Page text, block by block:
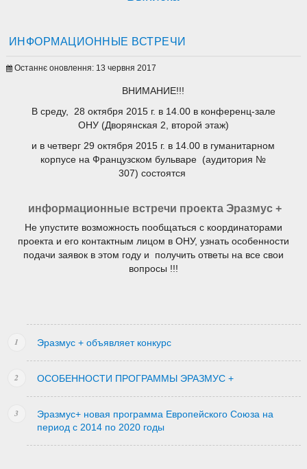
ИНФОРМАЦИОННЫЕ ВСТРЕЧИ
Останнє оновлення: 13 червня 2017
ВНИМАНИЕ!!!
В среду, 28 октября 2015 г. в 14.00 в конференц-зале
ОНУ (Дворянская 2, второй этаж)
и в четверг 29 октября 2015 г. в 14.00 в гуманитарном
корпусе на Французском бульваре (аудитория №
307) состоятся
информационные встречи проекта Эразмус +
Не упустите возможность пообщаться с координаторами
проекта и его контактным лицом в ОНУ, узнать особенности
подачи заявок в этом году и получить ответы на все свои
вопросы !!!
Эразмус + объявляет конкурс
ОСОБЕННОСТИ ПРОГРАММЫ ЭРАЗМУС +
Эразмус+ новая программа Европейского Союза на
период с 2014 по 2020 годы